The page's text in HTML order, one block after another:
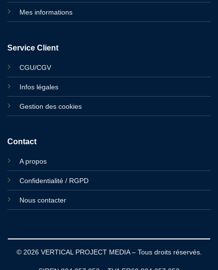
Mes informations
Service Client
CGU/CGV
Infos légales
Gestion des cookies
Contact
A propos
Confidentialité / RGPD
Nous contacter
© 2026 VERTICAL PROJECT MEDIA – Tous droits réservés.